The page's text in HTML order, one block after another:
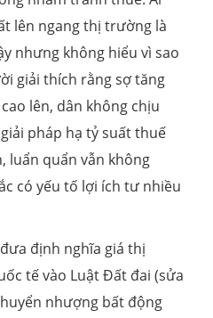
lên ngang thị trường là
nhưng không hiểu vì sao
giải thích rằng sợ tăng
lên, dân không chịu
pháp hạ tỷ suất thuế
luẩn quẩn vẫn không
có yếu tố lợi ích tư nhiều
định nghĩa giá thị
tế vào Luật Đất đai (sửa
nhượng bất động